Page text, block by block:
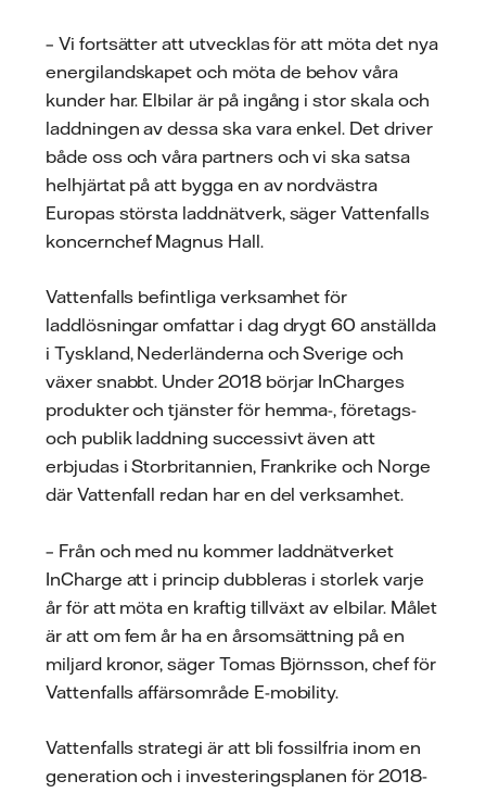
– Vi fortsätter att utvecklas för att möta det nya
energilandskapet och möta de behov våra
kunder har. Elbilar är på ingång i stor skala och
laddningen av dessa ska vara enkel. Det driver
både oss och våra partners och vi ska satsa
helhjärtat på att bygga en av nordvästra
Europas största laddnätverk, säger Vattenfalls
koncernchef Magnus Hall.
Vattenfalls befintliga verksamhet för
laddlösningar omfattar i dag drygt 60 anställda
i Tyskland, Nederländerna och Sverige och
växer snabbt. Under 2018 börjar InCharges
produkter och tjänster för hemma-, företags-
och publik laddning successivt även att
erbjudas i Storbritannien, Frankrike och Norge
där Vattenfall redan har en del verksamhet.
– Från och med nu kommer laddnätverket
InCharge att i princip dubbleras i storlek varje
år för att möta en kraftig tillväxt av elbilar. Målet
är att om fem år ha en årsomsättning på en
miljard kronor, säger Tomas Björnsson, chef för
Vattenfalls affärsområde E-mobility.
Vattenfalls strategi är att bli fossilfria inom en
generation och i investeringsplanen för 2018-